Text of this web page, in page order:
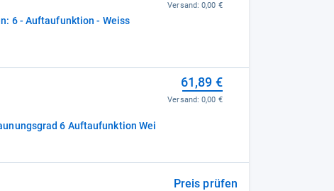
6 - Auftaufunktion - Weiss
Versand:0,00 €
6 Auftaufunktion Wei
61,89 €
Versand:0,00 €
Preis prüfen